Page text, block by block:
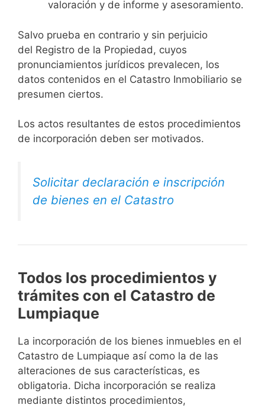
valoración y de informe y asesoramiento.
Salvo prueba en contrario y sin perjuicio
del Registro de la Propiedad, cuyos
pronunciamientos jurídicos prevalecen, los
datos contenidos en el Catastro Inmobiliario se
presumen ciertos.
Los actos resultantes de estos procedimientos
de incorporación deben ser motivados.
Solicitar declaración e inscripción
de bienes en el Catastro
Todos los procedimientos y
trámites con el Catastro de
Lumpiaque
La incorporación de los bienes inmuebles en el
Catastro de Lumpiaque así como la de las
alteraciones de sus características, es
obligatoria. Dicha incorporación se realiza
mediante distintos procedimientos,